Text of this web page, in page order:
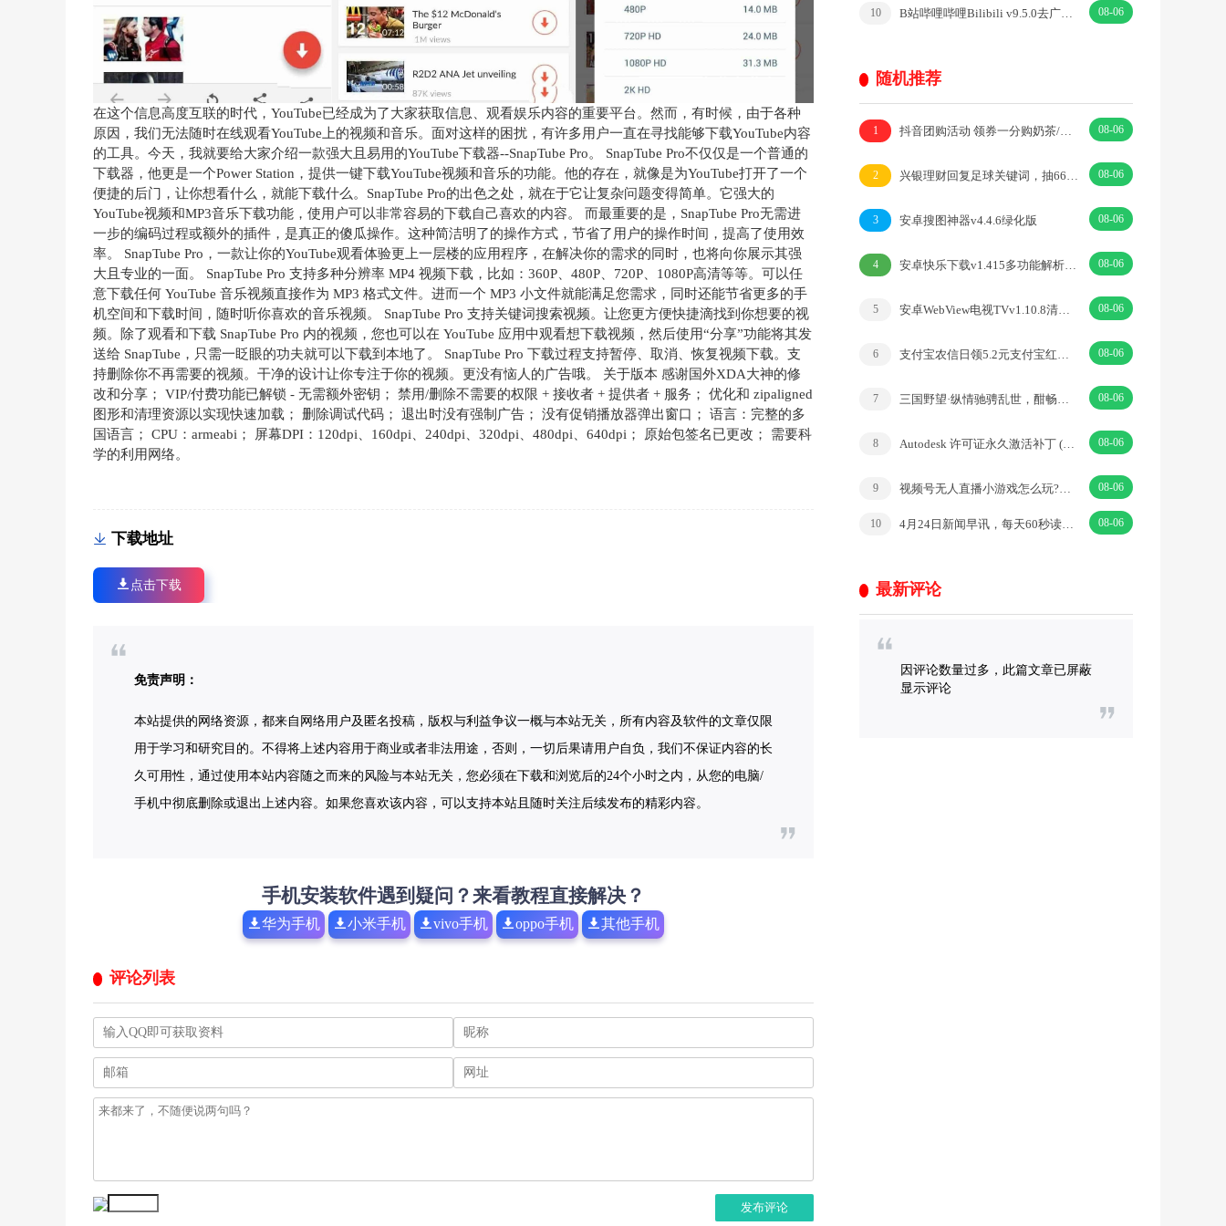
在这个信息高度互联的时代，YouTube已经成为了大家获取信息、观看娱乐内容的重要平台。然而，有时候，由于各种
原因，我们无法随时在线观看YouTube上的视频和音乐。面对这样的困扰，有许多用户一直在寻找能够下载YouTube内容
的工具。今天，我就要给大家介绍一款强大且易用的YouTube下载器--SnapTube Pro。 SnapTube Pro不仅仅是一个普通的
下载器，他更是一个Power Station，提供一键下载YouTube视频和音乐的功能。他的存在，就像是为YouTube打开了一个
便捷的后门，让你想看什么，就能下载什么。SnapTube Pro的出色之处，就在于它让复杂问题变得简单。它强大的
YouTube视频和MP3音乐下载功能，使用户可以非常容易的下载自己喜欢的内容。 而最重要的是，SnapTube Pro无需进
一步的编码过程或额外的插件，是真正的傻瓜操作。这种简洁明了的操作方式，节省了用户的操作时间，提高了使用效
率。 SnapTube Pro，一款让你的YouTube观看体验更上一层楼的应用程序，在解决你的需求的同时，也将向你展示其强
大且专业的一面。 SnapTube Pro 支持多种分辨率 MP4 视频下载，比如：360P、480P、720P、1080P高清等等。可以任
意下载任何 YouTube 音乐视频直接作为 MP3 格式文件。进而一个 MP3 小文件就能满足您需求，同时还能节省更多的手
机空间和下载时间，随时听你喜欢的音乐视频。 SnapTube Pro 支持关键词搜索视频。让您更方便快捷滴找到你想要的视
频。除了观看和下载 SnapTube Pro 内的视频，您也可以在 YouTube 应用中观看想下载视频，然后使用“分享”功能将其发
送给 SnapTube，只需一眨眼的功夫就可以下载到本地了。 SnapTube Pro 下载过程支持暂停、取消、恢复视频下载。支
持删除你不再需要的视频。干净的设计让你专注于你的视频。更没有恼人的广告哦。 关于版本 感谢国外XDA大神的修
改和分享； VIP/付费功能已解锁 - 无需额外密钥； 禁用/删除不需要的权限 + 接收者 + 提供者 + 服务； 优化和 zipaligned
图形和清理资源以实现快速加载； 删除调试代码； 退出时没有强制广告； 没有促销播放器弹出窗口； 语言：完整的多
国语言； CPU：armeabi； 屏幕DPI：120dpi、160dpi、240dpi、320dpi、480dpi、640dpi； 原始包签名已更改； 需要科
学的利用网络。
下载地址
点击下载
免责声明：
本站提供的网络资源，都来自网络用户及匿名投稿，版权与利益争议一概与本站无关，所有内容及软件的文章仅限
用于学习和研究目的。不得将上述内容用于商业或者非法用途，否则，一切后果请用户自负，我们不保证内容的长
久可用性，通过使用本站内容随之而来的风险与本站无关，您必须在下载和浏览后的24个小时之内，从您的电脑/
手机中彻底删除或退出上述内容。如果您喜欢该内容，可以支持本站且随时关注后续发布的精彩内容。
手机安装软件遇到疑问？来看教程直接解决？
华为手机 小米手机 vivo手机 oppo手机 其他手机
评论列表
发布评论
10 B站哔哩哔哩Bilibili v9.5.0去广告内置漫游模块版 08-06
随机推荐
1 抖音团购活动 领券一分购奶茶/咖啡 08-06
2 兴银理财回复足球关键词，抽6666个微信红包 08-06
3 安卓搜图神器v4.4.6绿化版 08-06
4 安卓快乐下载v1.415多功能解析磁力下载器 08-06
5 安卓WebView电视TVv1.10.8清爽版 开源电视TV直播 08-06
6 支付宝农信日领5.2元支付宝红包 限部分地区银行领取 08-06
7 三国野望·纵情驰骋乱世，酣畅对决霸三国·|卡牌·三国 08-06
8 Autodesk 许可证永久激活补丁 (2026.04.02) 08-06
9 视频号无人直播小游戏怎么玩?揭秘汉字找不同教程 08-06
10 4月24日新闻早讯，每天60秒读懂世界 08-06
最新评论
因评论数量过多，此篇文章已屏蔽
显示评论